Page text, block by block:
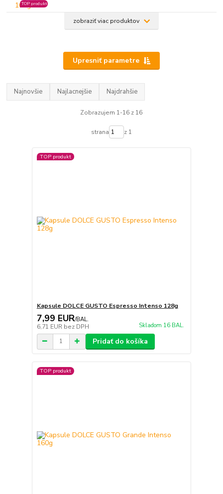
TOP produkt
zobraziť viac produktov
Upresniť parametre
Najnovšie Najlacnejšie Najdrahšie
Zobrazujem 1-16 z 16
strana z 1
TOP produkt
Kapsule DOLCE GUSTO Espresso Intenso 128g
7,99 EUR/BAL.
6,71 EUR bez DPH Skladom 16 BAL.
Pridať do košíka
TOP produkt